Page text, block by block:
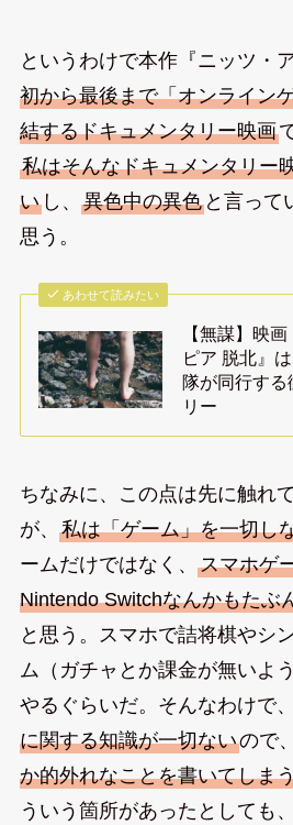
というわけで本作『ニッツ・
初から最後まで「オンライン
結するドキュメンタリー映画
私はそんなドキュメンタリー
いし、 異色中の異色と言って
思う。
あわせて読みたい
【無謀】映
ピア 脱北』
隊が同行する
リー
ちなみに、この点は先に触れ
が、 私は「ゲーム」を一切し
ームだけではなく、 スマホゲ
Nintendo Switchなんかもたぶ
と思う。スマホで詰将棋やシ
ム（ガチャとか課金が無いよ
やるぐらいだ。そんなわけで、
に関する知識が一切ないので
か的外れなことを書いてしま
ういう箇所があったとしても、